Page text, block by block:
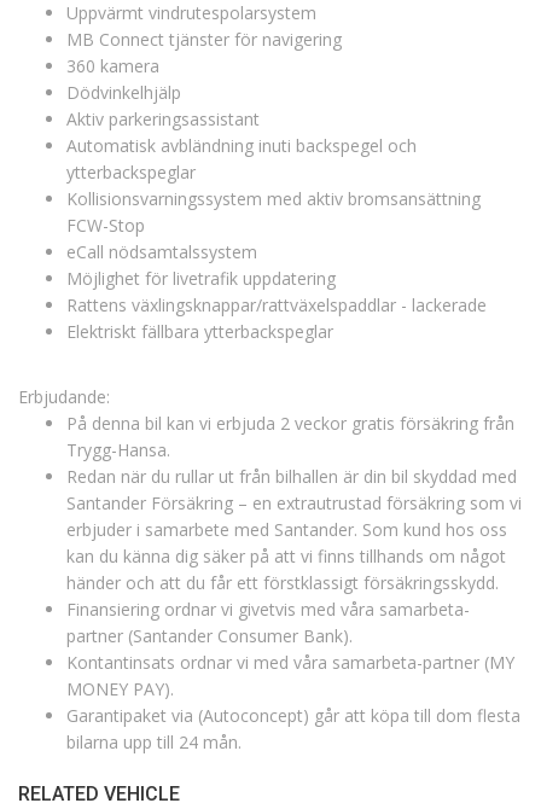
Uppvärmt vindrutespolarsystem
MB Connect tjänster för navigering
360 kamera
Dödvinkelhjälp
Aktiv parkeringsassistant
Automatisk avbländning inuti backspegel och
ytterbackspeglar
Kollisionsvarningssystem med aktiv bromsansättning
FCW-Stop
eCall nödsamtalssystem
Möjlighet för livetrafik uppdatering
Rattens växlingsknappar/rattväxelspaddlar - lackerade
Elektriskt fällbara ytterbackspeglar
Erbjudande:
På denna bil kan vi erbjuda 2 veckor gratis försäkring från
Trygg-Hansa.
Redan när du rullar ut från bilhallen är din bil skyddad med
Santander Försäkring – en extrautrustad försäkring som vi
erbjuder i samarbete med Santander. Som kund hos oss
kan du känna dig säker på att vi finns tillhands om något
händer och att du får ett förstklassigt försäkringsskydd.
Finansiering ordnar vi givetvis med våra samarbeta-
partner (Santander Consumer Bank).
Kontantinsats ordnar vi med våra samarbeta-partner (MY
MONEY PAY).
Garantipaket via (Autoconcept) går att köpa till dom flesta
bilarna upp till 24 mån.
RELATED VEHICLE